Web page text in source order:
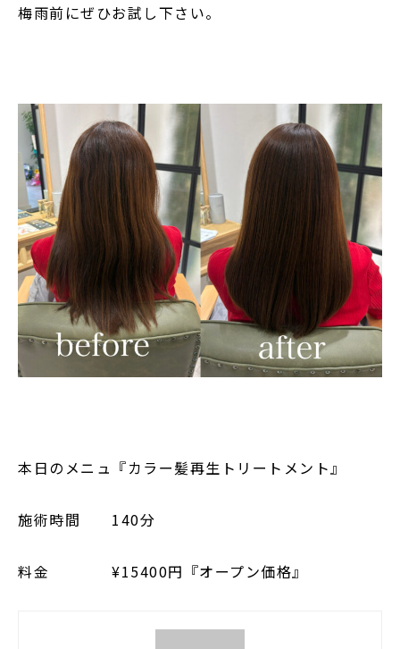
梅雨前にぜひお試し下さい。
本日のメニュ『カラー髪再生トリートメント』
施術時間 140分
料金 ¥15400円『オープン価格』